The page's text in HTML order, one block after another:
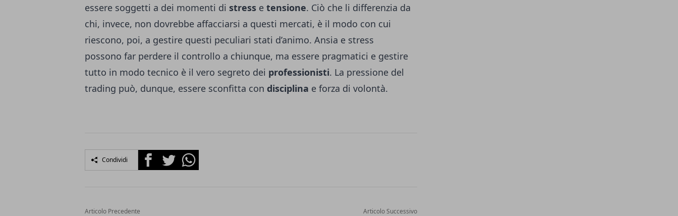
essere soggetti a dei momenti di stress e tensione. Ciò che li differenzia da
chi, invece, non dovrebbe affacciarsi a questi mercati, è il modo con cui
riescono, poi, a gestire questi peculiari stati d’animo. Ansia e stress
possono far perdere il controllo a chiunque, ma essere pragmatici e gestire
tutto in modo tecnico è il vero segreto dei professionisti. La pressione del
trading può, dunque, essere sconfitta con disciplina e forza di volontà.
Condividi FacebookTwitterWhatsapp
Articolo Precedente Articolo Successivo